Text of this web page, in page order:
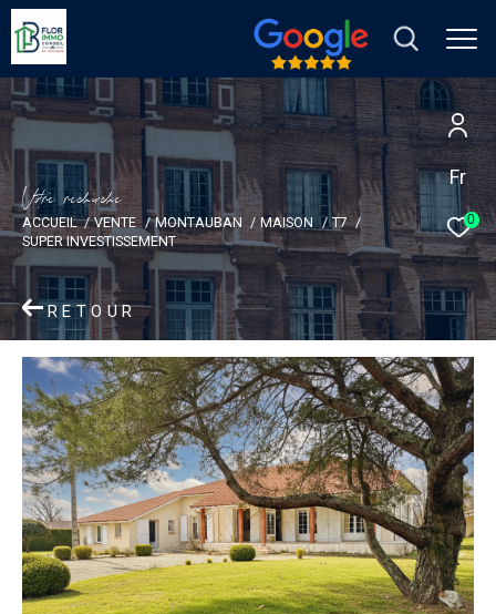
Fr
0
Vore recece
ACCUEIL VENTE MONTAUBAN MAISON
T7
SUPER INVESTISSEMENT
RETOUR